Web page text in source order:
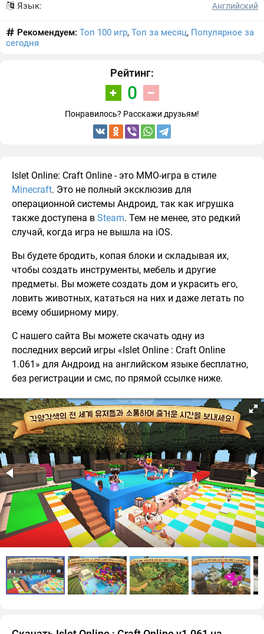
Язык: Английский
Рекомендуем: Топ 100 игр, Топ за месяц, Популярное за
сегодня
Рейтинг:
0
Понравилось? Расскажи друзьям!
Islet Online: Craft Online - это MMO-игра в стиле
Minecraft. Это не полный эксклюзив для
операционной системы Андроид, так как игрушка
также доступена в Steam. Тем не менее, это редкий
случай, когда игра не вышла на iOS.
Вы будете бродить, копая блоки и складывая их,
чтобы создать инструменты, мебель и другие
предметы. Вы можете создать дом и украсить его,
ловить животных, кататься на них и даже летать по
всему обширному миру.
С нашего сайта Вы можете скачать одну из
последних версий игры «Islet Online : Craft Online
1.061» для Андроид на английском языке бесплатно,
без регистрации и смс, по прямой ссылке ниже.